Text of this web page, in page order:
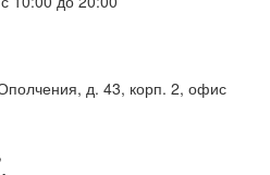
д. 43, корп. 2, офис